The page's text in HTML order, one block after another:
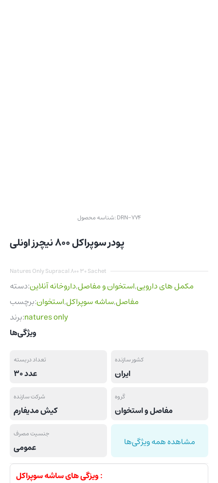
شناسه محصول:DRN-774
پودر سوپراکل 800 نیچرز اونلی
Natures Only Supracal 800 30 Sachet
دسته:داروخانه آنلاین,استخوان و مفاصل,مکمل های دارویی
برچسب:استخوان,ساشه سوپراکل,مفاصل
برند:natures only
ویژگی‌ها
تعداد در بسته
30 عدد
کشور سازنده
ایران
شرکت سازنده
کیش مدیفارم
گروه
مفاصل و استخوان
جنسیت مصرف
عمومی مشاهده همه ویژگی‌ها
ویزگی های ساشه سوپراکل :